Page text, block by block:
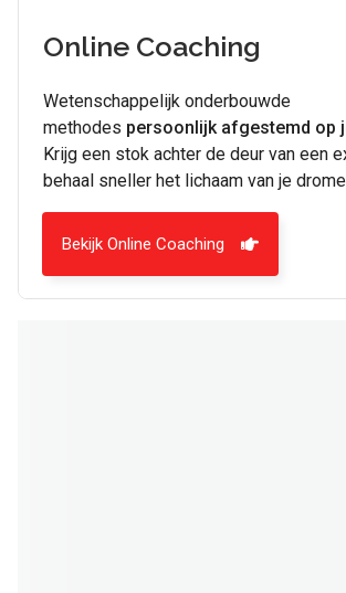
Online Coaching
Wetenschappelijk onderbouwde
methodes persoonlijk afgestemd op
Krijg een stok achter de deur van een
behaal sneller het lichaam van je
Bekijk Online Coaching